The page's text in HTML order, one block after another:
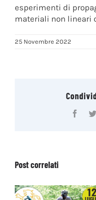
esperimenti di
materiali non lineari
25 Novembre 2022
Post correlati